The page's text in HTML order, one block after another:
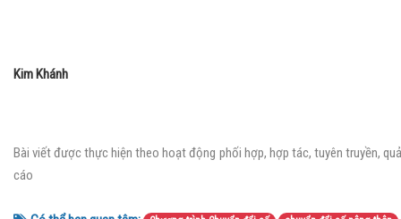
Kim Khánh
Bài viết được thực hiện theo hoạt động phối hợp, hợp tác, tuyên truyền,
cáo